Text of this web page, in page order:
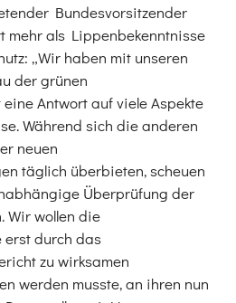
Bundesvorsitzender
mehr als Lippenbekenntnisse
„Wir haben mit unseren
der grünen
Antwort auf viele Aspekte
Während sich die anderen
neuen
täglich überbieten, scheuen
Überprüfung der
Wir wollen die
erst durch das
zu wirksamen
werden musste, an ihren nun